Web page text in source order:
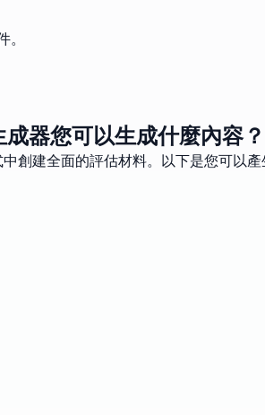
器您可以生成什麼內容？
創建全面的評估材料。以下是您可以產